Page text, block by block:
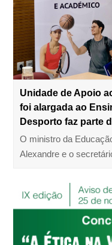
Unidade de Apoio
foi alargada ao
Desporto faz parte
O ministro da
Alexandre e o